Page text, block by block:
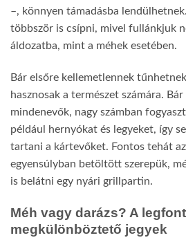
–, könnyen támadásba
többször is csípni, mivel fullánkjuk
áldozatba, mint a méhek esetében.
Bár elsőre kellemetlennek
hasznosak a természet számára.
mindenevők, nagy számban
például hernyókat és legyeket, így
tartani a kártevőket. Fontos tehát
egyensúlyban betöltött szerepük,
is belátni egy nyári grillpartin.
Méh vagy darázs? A
megkülönböztető jegyek